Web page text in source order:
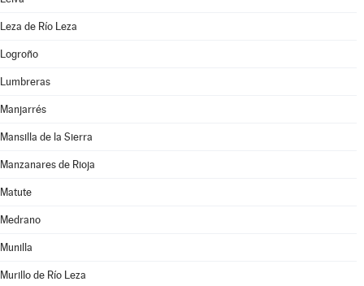
Leza de Río Leza
Logroño
Lumbreras
Manjarrés
Mansilla de la Sierra
Manzanares de Rioja
Matute
Medrano
Munilla
Murillo de Río Leza